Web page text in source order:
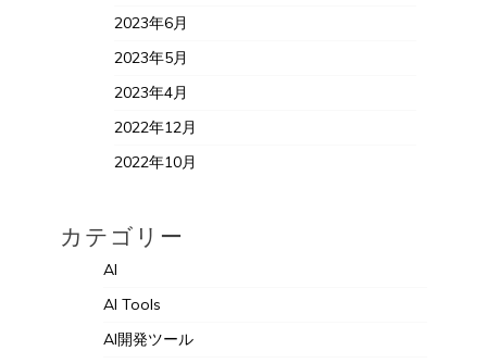
2023年6月
2023年5月
2023年4月
2022年12月
2022年10月
カテゴリー
AI
AI Tools
AI開発ツール